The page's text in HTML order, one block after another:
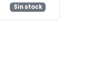
Sin stock